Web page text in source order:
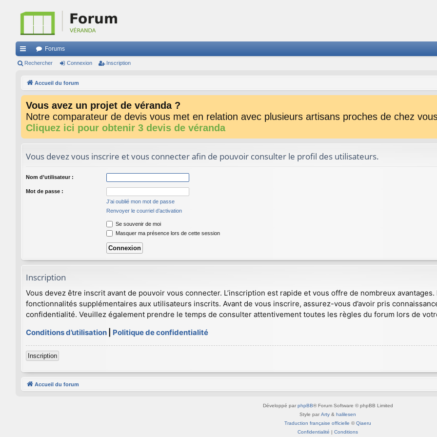
ac
Forums
Rechercher Connexion Inscription
Accueil du forum
Vous avez un projet de véranda ?
Notre comparateur de devis vous met en relation avec plusieurs artisans proches de chez
Cliquez ici pour obtenir 3 devis de véranda
Vous devez vous inscrire et vous connecter afin de pouvoir consulter le profil des utilisateurs.
Nom d’utilisateur :
Mot de passe :
J’ai oublié mon mot de passe
Renvoyer le courriel d’activation
Se souvenir de moi
Masquer ma présence lors de cette session
Inscription
Vous devez être inscrit avant de pouvoir vous connecter. L’inscription est rapide et vous offre de nombreux
fonctionnalités supplémentaires aux utilisateurs inscrits. Avant de vous inscrire, assurez-vous d’avoir pris
confidentialité. Veuillez également prendre le temps de consulter attentivement toutes les règles du forum lors de
Conditions d’utilisation
Politique de confidentialité
Inscription
Accueil du forum
Développé par phpBB® Forum Software © phpBB Limited
Style par Arty & halilesen
Traduction française officielle ©Qiaeru
Confidentialité | Conditions